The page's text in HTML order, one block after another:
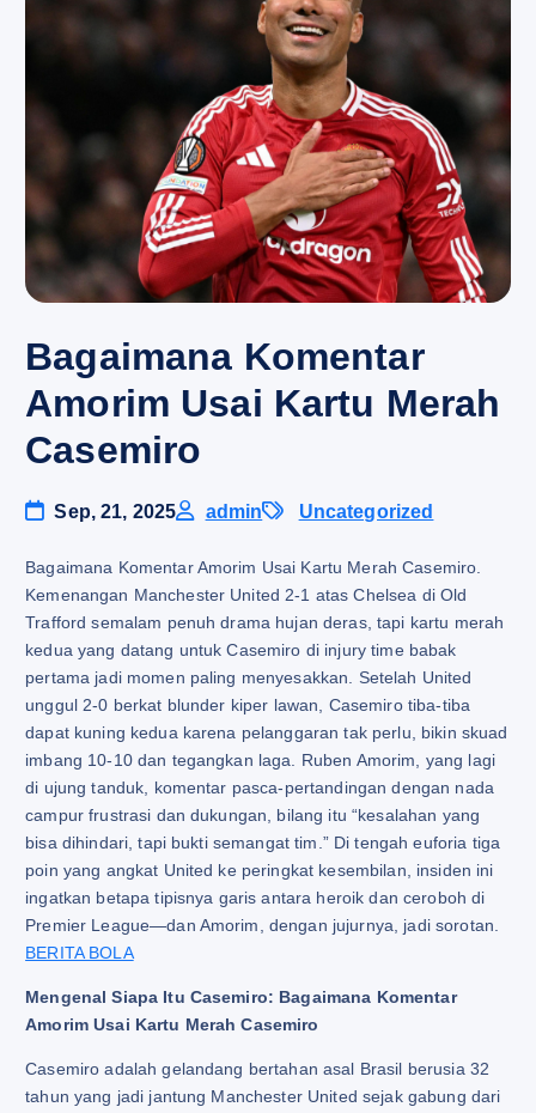
Bagaimana Komentar
Amorim Usai Kartu Merah
Casemiro
Sep, 21, 2025 admin Uncategorized
Bagaimana Komentar Amorim Usai Kartu Merah Casemiro.
Kemenangan Manchester United 2-1 atas Chelsea di Old
Trafford semalam penuh drama hujan deras, tapi kartu merah
kedua yang datang untuk Casemiro di injury time babak
pertama jadi momen paling menyesakkan. Setelah United
unggul 2-0 berkat blunder kiper lawan, Casemiro tiba-tiba
dapat kuning kedua karena pelanggaran tak perlu, bikin skuad
imbang 10-10 dan tegangkan laga. Ruben Amorim, yang lagi
di ujung tanduk, komentar pasca-pertandingan dengan nada
campur frustrasi dan dukungan, bilang itu “kesalahan yang
bisa dihindari, tapi bukti semangat tim.” Di tengah euforia tiga
poin yang angkat United ke peringkat kesembilan, insiden ini
ingatkan betapa tipisnya garis antara heroik dan ceroboh di
Premier League—dan Amorim, dengan jujurnya, jadi sorotan.
BERITA BOLA
Mengenal Siapa Itu Casemiro: Bagaimana Komentar
Amorim Usai Kartu Merah Casemiro
Casemiro adalah gelandang bertahan asal Brasil berusia 32
tahun yang jadi jantung Manchester United sejak gabung dari